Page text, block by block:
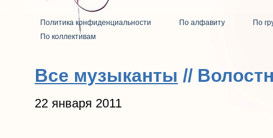
Политика конфиденциальности По алфавиту
По
По коллективам
Все музыканты //
22 января 2011